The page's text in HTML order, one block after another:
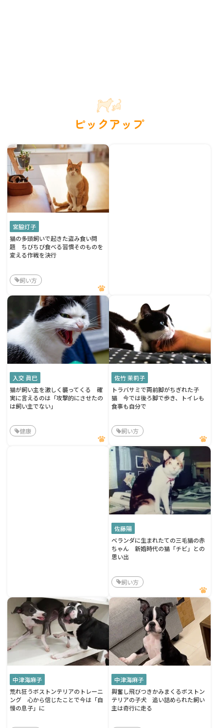
ピックアップ
宮脇灯子
猫の多頭飼いで起きた盗み食い問
題 ちびちび食べる習慣そのものを
変える作戦を決行
飼い方
入交 眞巳
猫が飼い主を激しく襲ってくる 確
実に言えるのは「攻撃的にさせたの
は飼い主でない」
健康
佐竹 茉莉子
トラバサミで両前脚がちぎれた子
猫 今では後ろ脚で歩き、トイレも
食事も自分で
飼い方
佐藤陽
ベランダに生まれたての三毛猫の赤
ちゃん 新婚時代の猫「チビ」との
思い出
飼い方
中津海麻子
荒れ狂うボストンテリアのトレーニ
ング 心から信じたことで今は「自
慢の息子」に
中津海麻子
興奮し飛びつきかみまくるボストン
テリアの子犬 追い詰められた飼い
主は奇行に走る